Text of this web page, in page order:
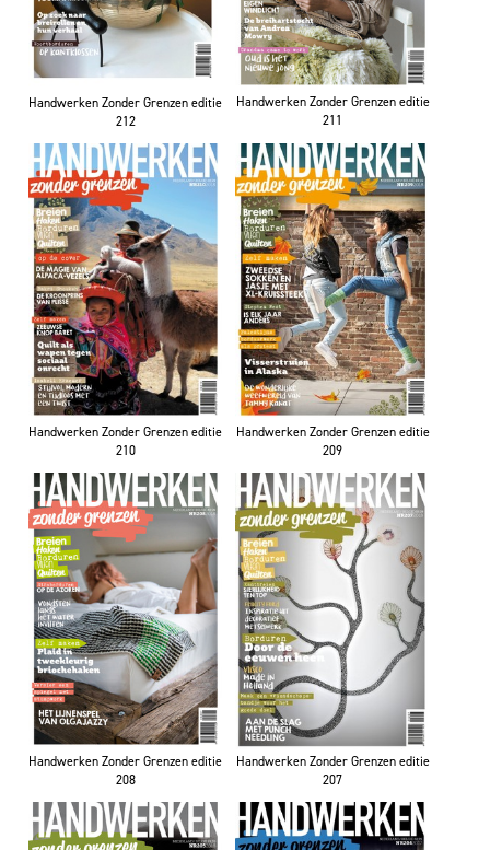
Handwerken Zonder Grenzen editie
212
Handwerken Zonder Grenzen editie
211
Handwerken Zonder Grenzen editie
210
Handwerken Zonder Grenzen editie
209
Handwerken Zonder Grenzen editie
208
Handwerken Zonder Grenzen editie
207